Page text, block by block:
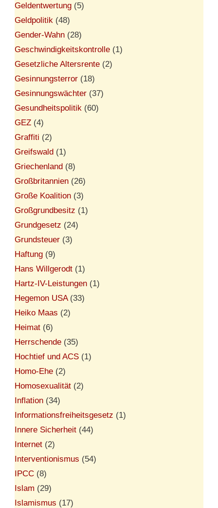
Geldentwertung (5)
Geldpolitik (48)
Gender-Wahn (28)
Geschwindigkeitskontrolle (1)
Gesetzliche Altersrente (2)
Gesinnungsterror (18)
Gesinnungswächter (37)
Gesundheitspolitik (60)
GEZ (4)
Graffiti (2)
Greifswald (1)
Griechenland (8)
Großbritannien (26)
Große Koalition (3)
Großgrundbesitz (1)
Grundgesetz (24)
Grundsteuer (3)
Haftung (9)
Hans Willgerodt (1)
Hartz-IV-Leistungen (1)
Hegemon USA(33)
Heiko Maas (2)
Heimat (6)
Herrschende (35)
Hochtief und ACS (1)
Homo-Ehe (2)
Homosexualität (2)
Inflation (34)
Informationsfreiheitsgesetz (1)
Innere Sicherheit (44)
Internet (2)
Interventionismus (54)
IPCC (8)
Islam (29)
Islamismus (17)